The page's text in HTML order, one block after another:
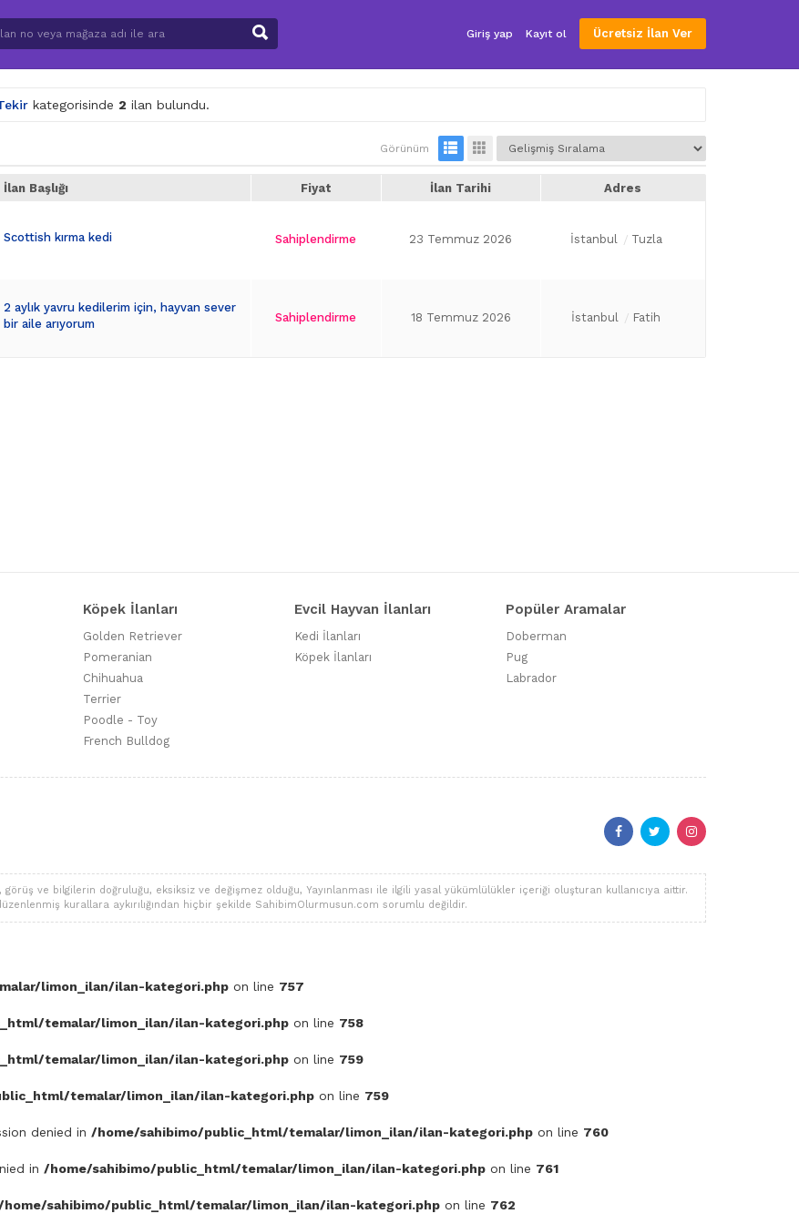
Giriş yap Kayıt ol Ücretsiz İlan Ver
kategorisinde 2 ilan bulundu.
Görünüm
İlan Başlığı Fiyat İlan Tarihi Adres
Scottish kırma kedi Sahiplendirme 23 Temmuz 2026 İstanbul Tuzla
2 aylık yavru kedilerim için, hayvan sever
bir aile arıyorum
Sahiplendirme 18 Temmuz 2026 İstanbul Fatih
Köpek İlanları
Golden Retriever
Pomeranian
Chihuahua
Terrier
Poodle - Toy
French Bulldog
Evcil Hayvan İlanları
Kedi İlanları
Köpek İlanları
Popüler Aramalar
Doberman
Pug
Labrador
ve bilgilerin doğruluğu, eksiksiz ve değişmez olduğu, Yayınlanması ile ilgili yasal yükümlülükler içeriği oluşturan kullanıcıya aittir.
kurallara aykırılığından hiçbir şekilde SahibimOlurmusun.com sorumlu değildir.
limon_ilan/ilan-kategori.php on line 757
temalar/limon_ilan/ilan-kategori.php on line 758
temalar/limon_ilan/ilan-kategori.php on line 759
temalar/limon_ilan/ilan-kategori.php on line 759
denied in /home/sahibimo/public_html/temalar/limon_ilan/ilan-kategori.php on line 760
in /home/sahibimo/public_html/temalar/limon_ilan/ilan-kategori.php on line 761
/home/sahibimo/public_html/temalar/limon_ilan/ilan-kategori.php on line 762